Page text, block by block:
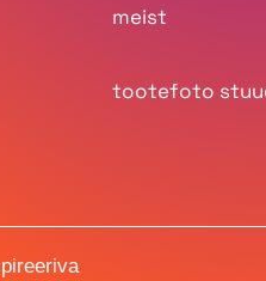
meist
tootefoto